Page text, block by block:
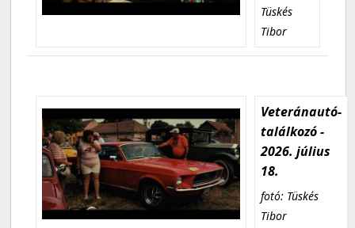
Tüskés
Tibor
Veteránautó-
találkozó -
2026. július
18.
fotó: Tüskés
Tibor